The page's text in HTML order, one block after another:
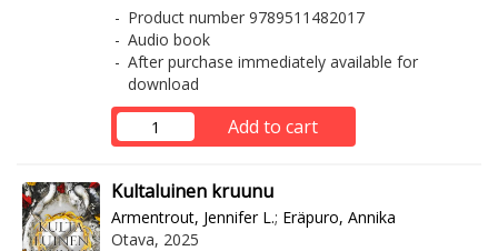
Product number 9789511482017
Audio book
After purchase immediately available for
download
Add to cart
Kultaluinen kruunu
Armentrout, Jennifer L.; Eräpuro, Annika
Otava, 2025